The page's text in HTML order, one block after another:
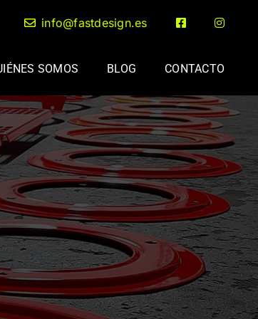
info@fastdesign.es
SOMOS BLOG CONTACTO